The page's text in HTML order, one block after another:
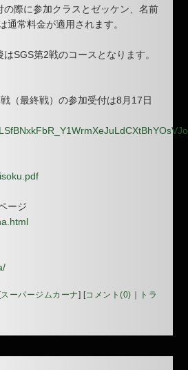
際に参加クラスとゼッケン、名前
通常料金が適用されます。
SGS第2戦のコースとなります。
（最終戦）の参加受付は8月17日
ージ
[スーパージムカーナ] [コメント(0)
トラ